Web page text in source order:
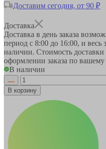
Доставим сегодня, от 90 ₽
Доставка
Доставка в день заказа
период с 8:00 до 16:00, и весь
наличии. Стоимость доставки
оформлении заказа по вашему
В наличии
В корзину